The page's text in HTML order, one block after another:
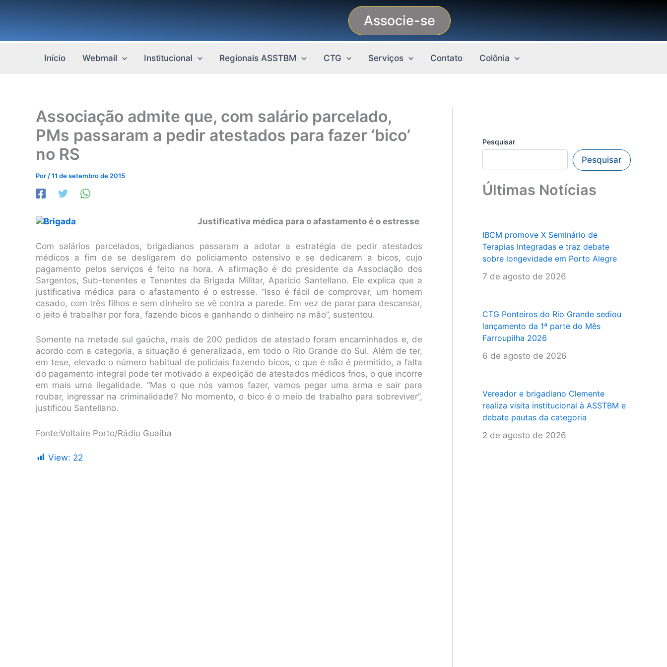
conteúdo
Associe-se
Início Webmail Institucional Regionais ASSTBM CTG Serviços Contato Colônia
Associação admite que, com salário parcelado,
PMs passaram a pedir atestados para fazer ‘bico’
no RS
Por /11 de setembro de 2015
Justificativa médica para o afastamento é o estresse
Com salários parcelados, brigadianos passaram a adotar a estratégia de pedir atestados
médicos a fim de se desligarem do policiamento ostensivo e se dedicarem a bicos, cujo
pagamento pelos serviços é feito na hora. A afirmação é do presidente da Associação dos
Sargentos, Sub-tenentes e Tenentes da Brigada Militar, Aparício Santellano. Ele explica que a
justificativa médica para o afastamento é o estresse. “Isso é fácil de comprovar, um homem
casado, com três filhos e sem dinheiro se vê contra a parede. Em vez de parar para descansar,
o jeito é trabalhar por fora, fazendo bicos e ganhando o dinheiro na mão”, sustentou.
Somente na metade sul gaúcha, mais de 200 pedidos de atestado foram encaminhados e, de
acordo com a categoria, a situação é generalizada, em todo o Rio Grande do Sul. Além de ter,
em tese, elevado o número habitual de policiais fazendo bicos, o que é não é permitido, a falta
do pagamento integral pode ter motivado a expedição de atestados médicos frios, o que incorre
em mais uma ilegalidade. “Mas o que nós vamos fazer, vamos pegar uma arma e sair para
roubar, ingressar na criminalidade? No momento, o bico é o meio de trabalho para sobreviver”,
justificou Santellano.
Fonte:Voltaire Porto/Rádio Guaíba
View: 22
Pesquisar
Pesquisar
Últimas Notícias
IBCM promove X Seminário de
Terapias Integradas e traz debate
sobre longevidade em Porto Alegre
7 de agosto de 2026
CTG Ponteiros do Rio Grande sediou
lançamento da 1ª parte do Mês
Farroupilha 2026
6 de agosto de 2026
Vereador e brigadiano Clemente
realiza visita institucional à ASSTBM e
debate pautas da categoria
2 de agosto de 2026